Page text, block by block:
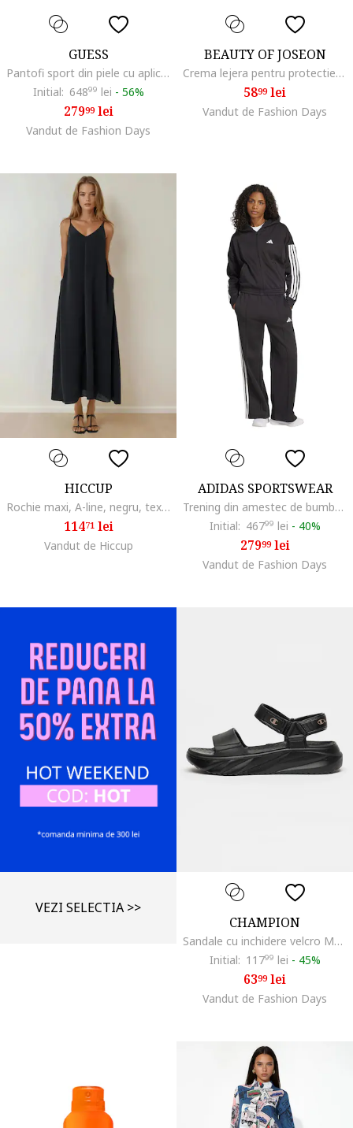
GUESS
Pantofi sport din piele cu aplicatie logo, Alb/Negru
Initial: 64899 lei - 56%
27999lei
Vandut de Fashion Days
BEAUTY OF JOSEON
Crema lejera pentru protectie solara cu SPF 50, PA++++, extract de orez si vit. B5, 50 ml
5899lei
Vandut de Fashion Days
HICCUP
Rochie maxi, A-line, negru, textil
11471lei
Vandut de Hiccup
ADIDAS SPORTSWEAR
Trening din amestec de bumbac Energize, Negru
Initial: 46799 lei - 40%
27999lei
Vandut de Fashion Days
VEZI SELECTIA >>
CHAMPION
Sandale cu inchidere velcro Moon, Negru carbon
Initial: 11799 lei - 45%
6399lei
Vandut de Fashion Days